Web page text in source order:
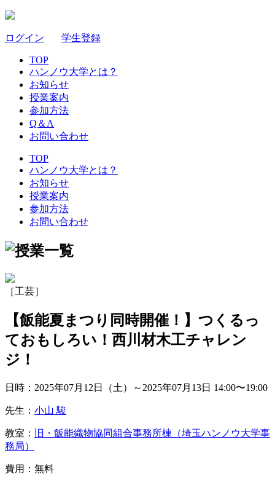
ログイン 学生登録
TOP
ハンノウ大学とは？
お知らせ
授業案内
参加方法
Q＆A
お問い合わせ
TOP
ハンノウ大学とは？
お知らせ
授業案内
参加方法
お問い合わせ
［工芸］
【飯能夏まつり同時開催！】つくるっ
ておもしろい！西川材木工チャレン
ジ！
日時：2025年07月12日（土）～2025年07月13日 14:00〜19:00
先生： 小山 駿
教室：
旧・飯能織物協同組合事務所棟（埼玉ハンノウ大学事
務局）
費用：無料